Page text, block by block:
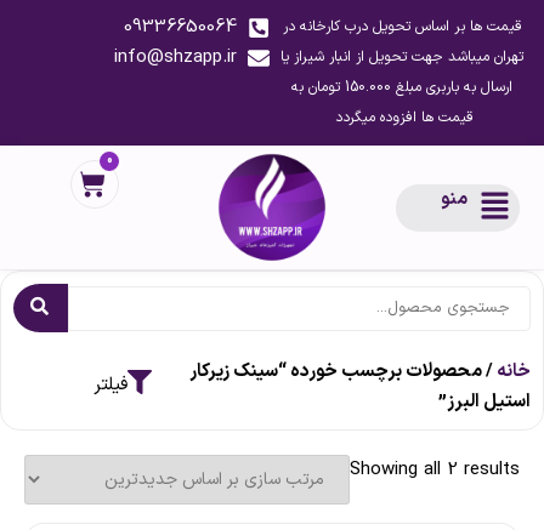
قیمت ها بر اساس تحویل درب کارخانه در
تهران میباشد جهت تحویل از انبار شیراز یا
ارسال به باربری مبلغ 150.000 تومان به
قیمت ها افزوده میگردد
09336650064
info@shzapp.ir
منو
0
خانه/ محصولات برچسب خورده “سینک زیرکار
استیل البرز”
Showing all 2 results